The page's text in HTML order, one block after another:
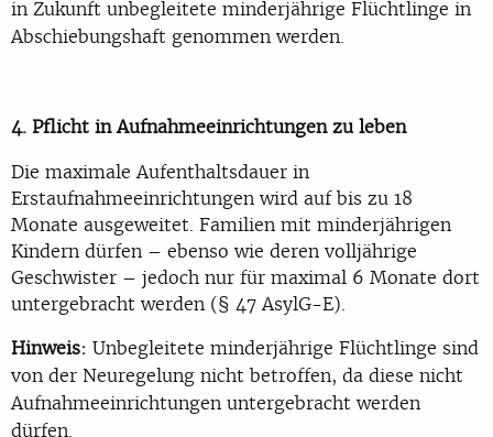
in Zukunft unbegleitete minderjährige Flüchtlinge in
Abschiebungshaft genommen werden.
4. Pflicht in Aufnahmeeinrichtungen zu leben
Die maximale Aufenthaltsdauer in
Erstaufnahmeeinrichtungen wird auf bis zu 18
Monate ausgeweitet. Familien mit minderjährigen
Kindern dürfen – ebenso wie deren volljährige
Geschwister – jedoch nur für maximal 6 Monate dort
untergebracht werden (§ 47 AsylG-E).
Hinweis: Unbegleitete minderjährige Flüchtlinge sind
von der Neuregelung nicht betroffen, da diese nicht
Aufnahmeeinrichtungen untergebracht werden
dürfen.